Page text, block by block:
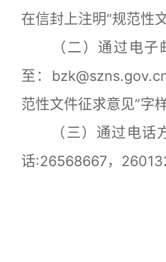
在信封上注明“规范性
（二）通过电子
至：
范性文件征求意见”字样
（三）通过电话
话:26568667，